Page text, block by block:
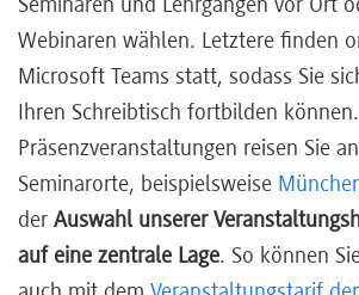
Seminaren und Lehrgängen vor Ort
Webinaren wählen. Letztere finden
Microsoft Teams statt, sodass Sie
Ihren Schreibtisch fortbilden
Präsenzveranstaltungen reisen Sie
Seminarorte, beispielsweise
der Auswahl unserer
auf eine zentrale Lage. So können